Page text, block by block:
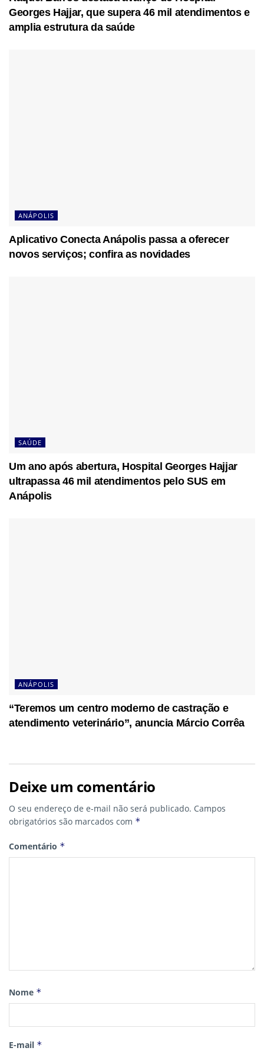
Georges Hajjar, que supera 46 mil atendimentos e
amplia estrutura da saúde
ANÁPOLIS
Aplicativo Conecta Anápolis passa a oferecer
novos serviços; confira as novidades
SAÚDE
Um ano após abertura, Hospital Georges Hajjar
ultrapassa 46 mil atendimentos pelo SUS em
Anápolis
ANÁPOLIS
“Teremos um centro moderno de castração e
atendimento veterinário”, anuncia Márcio Corrêa
Deixe um comentário
O seu endereço de e-mail não será publicado. Campos
obrigatórios são marcados com *
Comentário *
Nome *
E-mail *